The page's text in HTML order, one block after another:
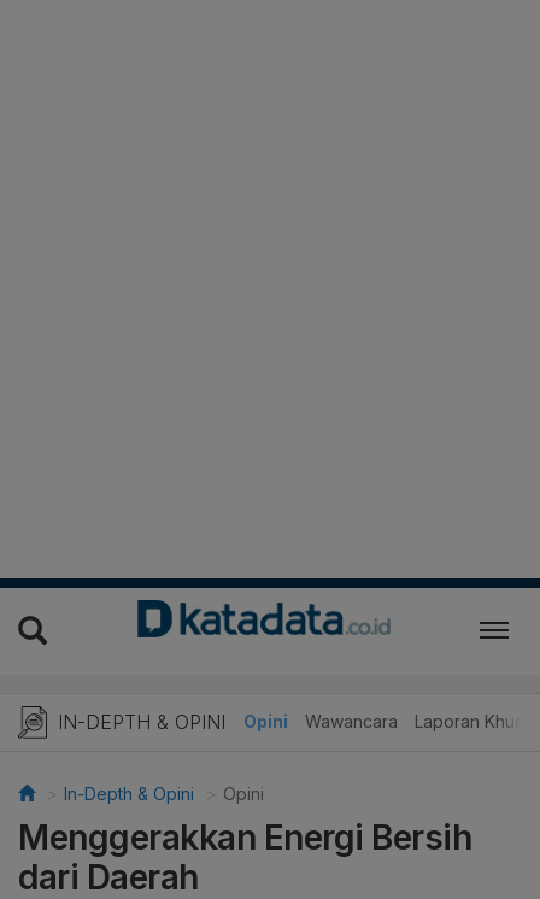
IN-DEPTH & OPINI
Telaah Opini Wawancara Laporan Khusus
In-Depth & Opini Opini
Menggerakkan Energi Bersih
dari Daerah